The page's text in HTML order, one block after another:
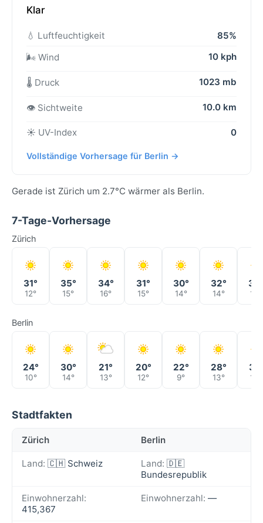
Klar
💧 Luftfeuchtigkeit
85%
🌬️ Wind
10 kph
🌡️ Druck 1023 mb
👁️ Sichtweite 10.0 km
☀️ UV-Index 0
Vollständige Vorhersage für Berlin →
Gerade ist Zürich um 2.7°C wärmer als Berlin.
7-Tage-Vorhersage
Zürich
31°
12°
35°
15°
34°
16°
31°
15°
30°
14°
32°
14° 17°
Berlin
24°
10°
30°
14°
21°
13°
20°
12°
22°
9°
28°
13°
31°
18°
Stadtfakten
Zürich Berlin
Land: 🇨🇭 Schweiz Land: 🇩🇪
Bundesrepublik
Einwohnerzahl:
415,367
Einwohnerzahl: —